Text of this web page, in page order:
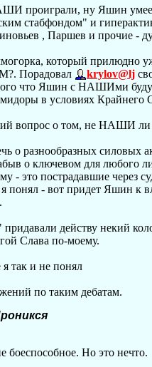
проиграли, ну Яшин умеет
стабфондом" и
, Паршев и прочие -
который прилюдно
Порадовал
krylov@lj
что Яшин с НАШИми
в условиях Крайнего
вопрос о том, не НАШИ ли
о разнообразных
о ключевом для любого
- это пострадавшие
понял - вот придет Яшин к
действу некий
Слава по-моему.
так и не понял
по таким дебатам.
боеспособное. Но это нечто.